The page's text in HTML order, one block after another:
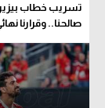
تسريب خطاب
صالحنا.. وقرارنا